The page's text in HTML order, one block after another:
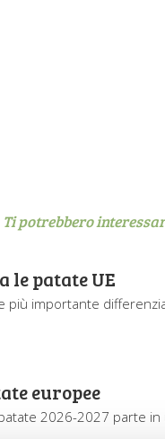
Ti potrebbero
patate UE
importante
europee
2026-2027 parte